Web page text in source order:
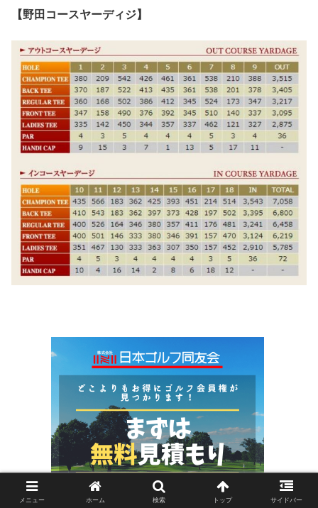
【野田コースヤーディジ】
メニュー ホーム 検索 トップ サイドバー